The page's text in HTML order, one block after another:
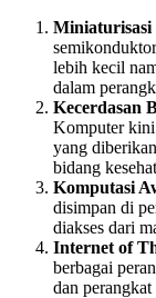
Miniaturisasi
lebih kecil
dalam
Kecerdasan
Komputer kini
yang
bidang
Komputasi
disimpan di
diakses dari
Internet of
berbagai
dan perangkat